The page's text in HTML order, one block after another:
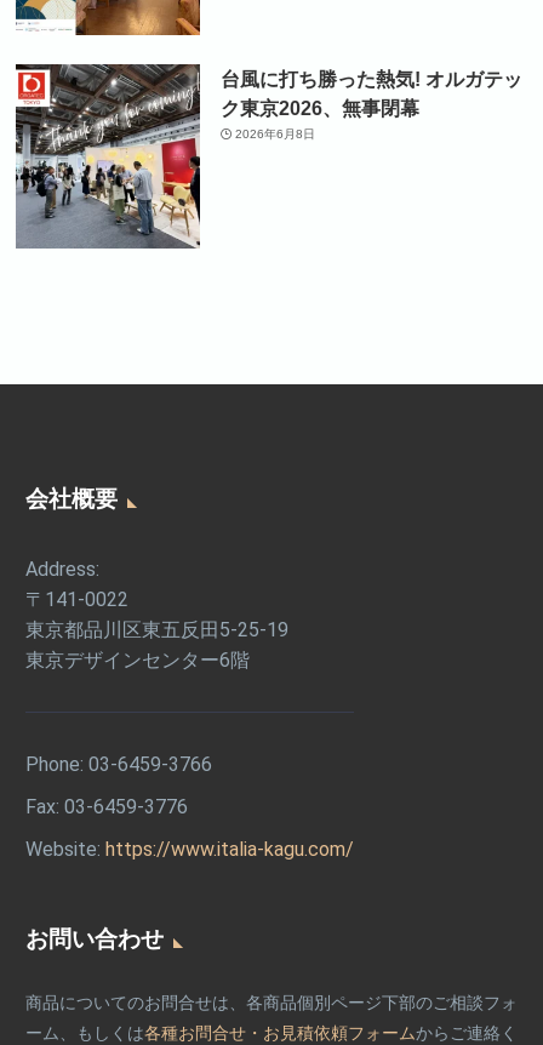
台風に打ち勝った熱気! オルガテッ
ク東京2026、無事閉幕
2026年6月8日
会社概要
Address:
〒141-0022
東京都品川区東五反田5-25-19
東京デザインセンター6階
Phone: 03-6459-3766
Fax: 03-6459-3776
Website: https://www.italia-kagu.com/
お問い合わせ
商品についてのお問合せは、各商品個別ページ下部のご相談フォ
ーム、もしくは各種お問合せ・お見積依頼フォームからご連絡く